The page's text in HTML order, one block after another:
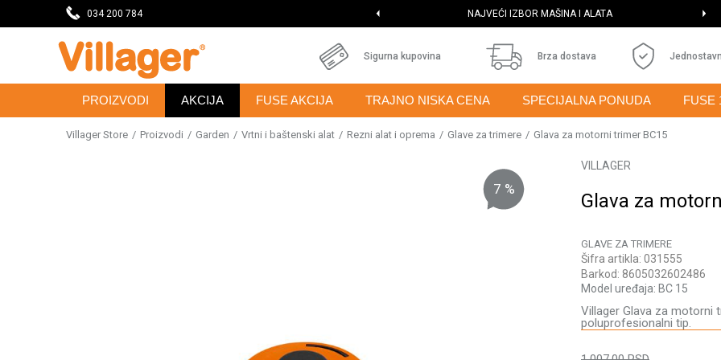
034 200 784 NAJVEĆI IZBOR MAŠINA I ALATA
Sigurna kupovina Brza dostava
PROIZVODI AKCIJA FUSE AKCIJA TRAJNO NISKA CENA SPECIJALNA PONUDA FUSE
Villager Store Proizvodi Garden Vrtni i baštenski alat Rezni alat i oprema Glave za trimere Glava za motorni trimer BC15
7 %
VILLAGER
Glava za
GLAVE ZA TRIMERE
Šifra artikla: 031555
Barkod: 8605032602486
Model uređaja: BC 15
Villager Glava za motorni
poluprofesionalni tip.